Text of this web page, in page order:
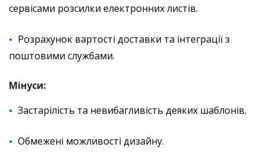
сервісами розсилки електронних листів.
Розрахунок вартості доставки та інтеграції з
поштовими службами.
Мінуси:
Застарілість та невибагливість деяких шаблонів.
Обмежені можливості дизайну.